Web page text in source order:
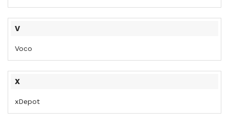
V
Voco
X
xDepot